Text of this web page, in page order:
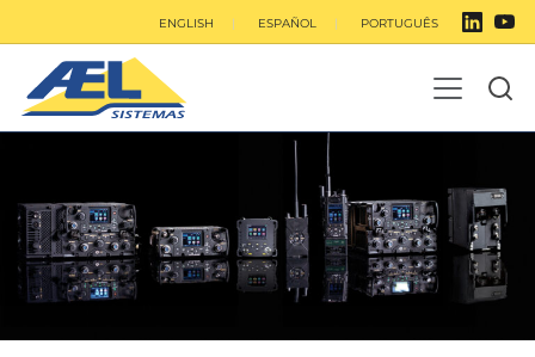
ENGLISH ESPAÑOL PORTUGUÊS